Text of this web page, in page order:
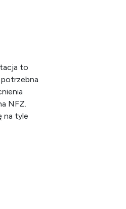
to
NFZ.
na tyle